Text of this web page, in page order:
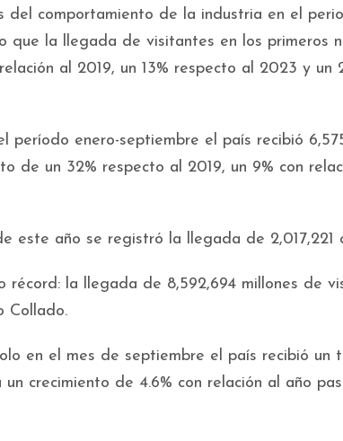
del comportamiento de la industria en el
que la llegada de visitantes en los primeros
al 2019, un 13% respecto al 2023 y un
período enero-septiembre el país recibió
de un 32% respecto al 2019, un 9% con
este año se registró la llegada de 2,017,221
récord: la llegada de 8,592,694 millones de
Collado.
en el mes de septiembre el país recibió un
crecimiento de 4.6% con relación al año